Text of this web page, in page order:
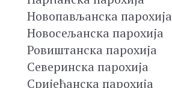
Новопављанска парохија
Новосељанска парохија
Ровиштанска парохија
Северинска парохија
Сријеђанска парохија